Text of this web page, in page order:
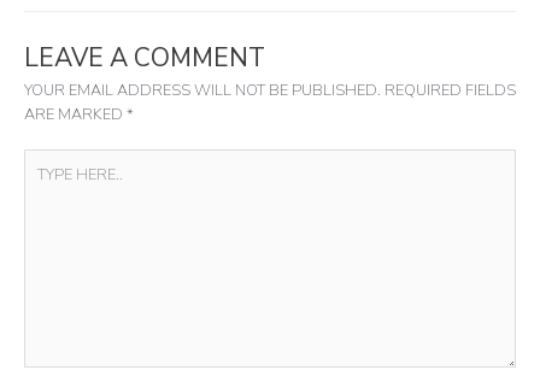
LEAVE A COMMENT
YOUR EMAIL ADDRESS WILL NOT BE PUBLISHED. REQUIRED FIELDS
ARE MARKED *
HERE..